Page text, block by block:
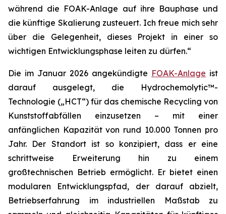
während die FOAK-Anlage auf ihre Bauphase und
die künftige Skalierung zusteuert. Ich freue mich sehr
über die Gelegenheit, dieses Projekt in einer so
wichtigen Entwicklungsphase leiten zu dürfen.“
Die im Januar 2026 angekündigte FOAK-Anlage ist
darauf ausgelegt, die Hydrochemolytic™-
Technologie („HCT“) für das chemische Recycling von
Kunststoffabfällen einzusetzen – mit einer
anfänglichen Kapazität von rund 10.000 Tonnen pro
Jahr. Der Standort ist so konzipiert, dass er eine
schrittweise Erweiterung hin zu einem
großtechnischen Betrieb ermöglicht. Er bietet einen
modularen Entwicklungspfad, der darauf abzielt,
Betriebserfahrung im industriellen Maßstab zu